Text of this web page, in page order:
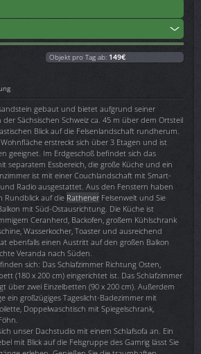
Objekt pro Tag ab: 149€
gebaut und bietet aufgrund seiner
Sächsischen Schweiz ca. 45 m über dem Ortsteil
Blick auf die Felsenlandschaft rundherum.
erstreckt sich über 3 Etagen und ist
geeignet. Im Erdgeschoß befindet sich das
separatem Essbereich, die große Küche und ein
ist mit einer Couchlandschaft mit Smart-
und Radio ausgestattet. Aus den Fenstern haben
Rundblick auf die Rathener Felsenwelt und Sie
mit Süd-Ostausrichtung. Die Küche ist
Ceranherd, Backofen, großem Kühlschrank
Wasserkocher, Toaster und ausreichend
ebenfalls einen Austritt auf den großen Balkon
Veranda nach Süden.
sich: Das Schlafzimmer Richtung Osten,
(180 x 200 cm) eingerichtet ist. Das Schlafzimmer
über zwei Einzelbetten (90 x 200 cm). Außerdem
ein großzügiges Tageslicht-Badezimmer mit
Doppelwaschtisch mit Spiegelschrank,
unser Dachstudio mit einem Schlafsofa an. Ein
mit Blick auf die Felsgruppe des Gamrig lässt Sie